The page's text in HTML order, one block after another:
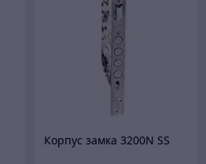
Корпус замка 3200N SS